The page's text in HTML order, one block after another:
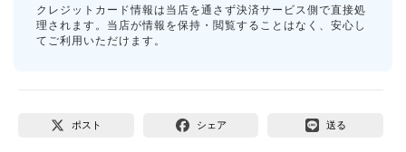
クレジットカード情報は当店を通さず決済サービス側で直接処
理されます。当店が情報を保持・閲覧することはなく、安心し
てご利用いただけます。
ポスト シェア 送る